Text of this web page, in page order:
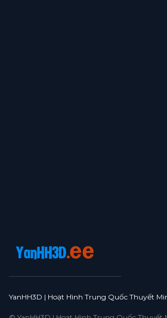
YanHH3D | Hoạt Hình Trung Quốc Thuyết